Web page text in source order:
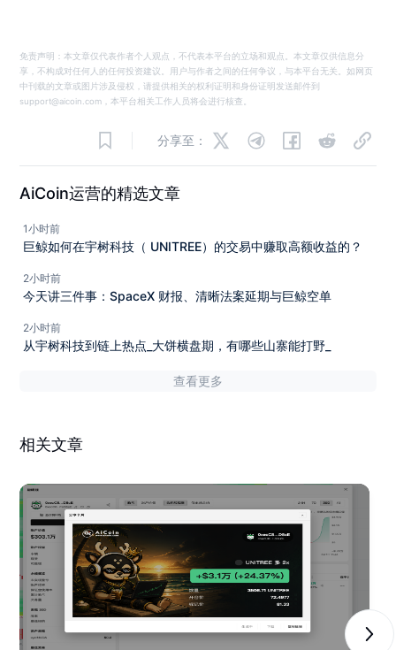
免责声明：本文章仅代表作者个人观点，不代表本平台的立场和观点。本文章仅供信息分
享，不构成对任何人的任何投资建议。用户与作者之间的任何争议，与本平台无关。如网页
中刊载的文章或图片涉及侵权，请提供相关的权利证明和身份证明发送邮件到
support@aicoin.com，本平台相关工作人员将会进行核查。
分享至：
AiCoin运营的精选文章
1小时前
巨鲸如何在宇树科技（ UNITREE）的交易中赚取高额收益的？
2小时前
今天讲三件事：SpaceX 财报、清晰法案延期与巨鲸空单
2小时前
从宇树科技到链上热点_大饼横盘期，有哪些山寨能打野_
查看更多
相关文章